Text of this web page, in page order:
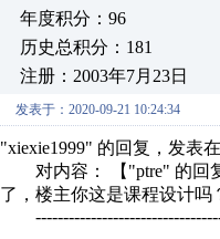
年度积分：96
历史总积分：181
注册：2003年7月23日
发表于：2020-09-21 10:24:34
"xiexie1999" 的回复，发表
对内容： 【"ptre" 的回
了，楼主你这是课程设计